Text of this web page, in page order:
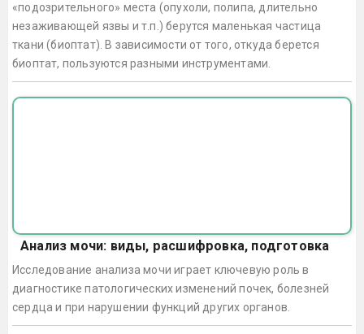
«подозрительного» места (опухоли, полипа, длительно
незаживающей язвы и т.п.) берутся маленькая частица
ткани (биоптат). В зависимости от того, откуда берется
биоптат, пользуются разными инструментами.
Анализ мочи: виды, расшифровка, подготовка
Исследование анализа мочи играет ключевую роль в
диагностике патологических изменений почек, болезней
сердца и при нарушении функций других органов.